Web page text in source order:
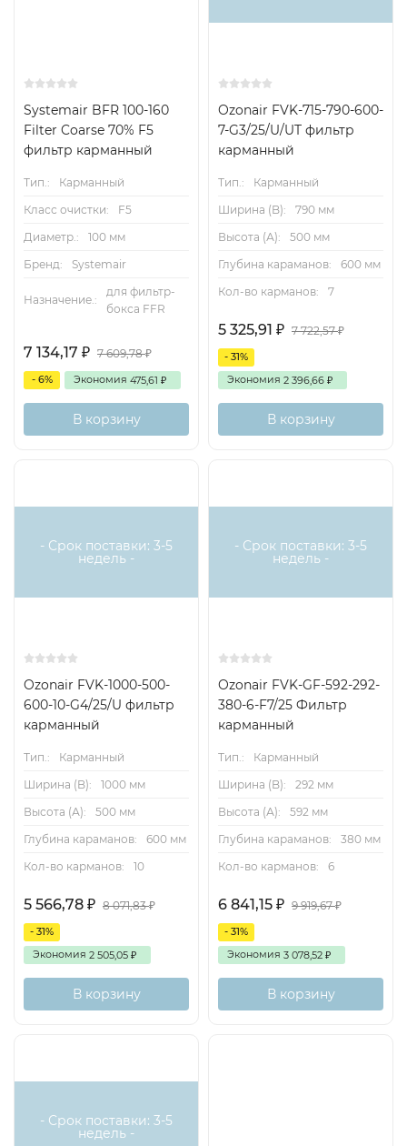
Systemair BFR 100-160
Filter Coarse 70% F5
фильтр карманный
Тип.:
Карманный
Класс очистки:
F5
Диаметр.:
100 мм
Бренд:
Systemair
Назначение.:
для фильтр-
бокса FFR
7 134,17 ₽ 7 609,78₽
- 6% Экономия 475,61 ₽
В корзину
Ozonair FVK-715-790-600-
7-G3/25/U/UT фильтр
карманный
Тип.:
Карманный
Ширина (B):
790 мм
Высота (А):
500 мм
Глубина караманов:
600 мм
Кол-во карманов:
7
5 325,91 ₽ 7 722,57₽
- 31%
Экономия 2 396,66 ₽
В корзину
- Срок поставки: 3-5
недель -
Ozonair FVK-1000-500-
600-10-G4/25/U фильтр
карманный
Тип.:
Карманный
Ширина (B):
1000 мм
Высота (А):
500 мм
Глубина караманов:
600 мм
Кол-во карманов:
10
5 566,78 ₽ 8 071,83₽
- 31%
Экономия 2 505,05 ₽
В корзину
- Срок поставки: 3-5
недель -
Ozonair FVK-GF-592-292-
380-6-F7/25 Фильтр
карманный
Тип.:
Карманный
Ширина (B):
292 мм
Высота (А):
592 мм
Глубина караманов:
380 мм
Кол-во карманов:
6
6 841,15 ₽ 9 919,67₽
- 31%
Экономия 3 078,52 ₽
В корзину
- Срок поставки: 3-5
недель -